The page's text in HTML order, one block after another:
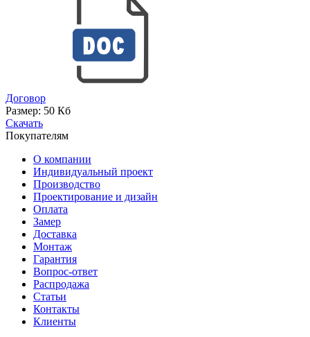
Договор
Размер: 50 Кб
Скачать
Покупателям
О компании
Индивидуальный проект
Производство
Проектирование и дизайн
Оплата
Замер
Доставка
Монтаж
Гарантия
Вопрос-ответ
Распродажа
Статьи
Контакты
Клиенты